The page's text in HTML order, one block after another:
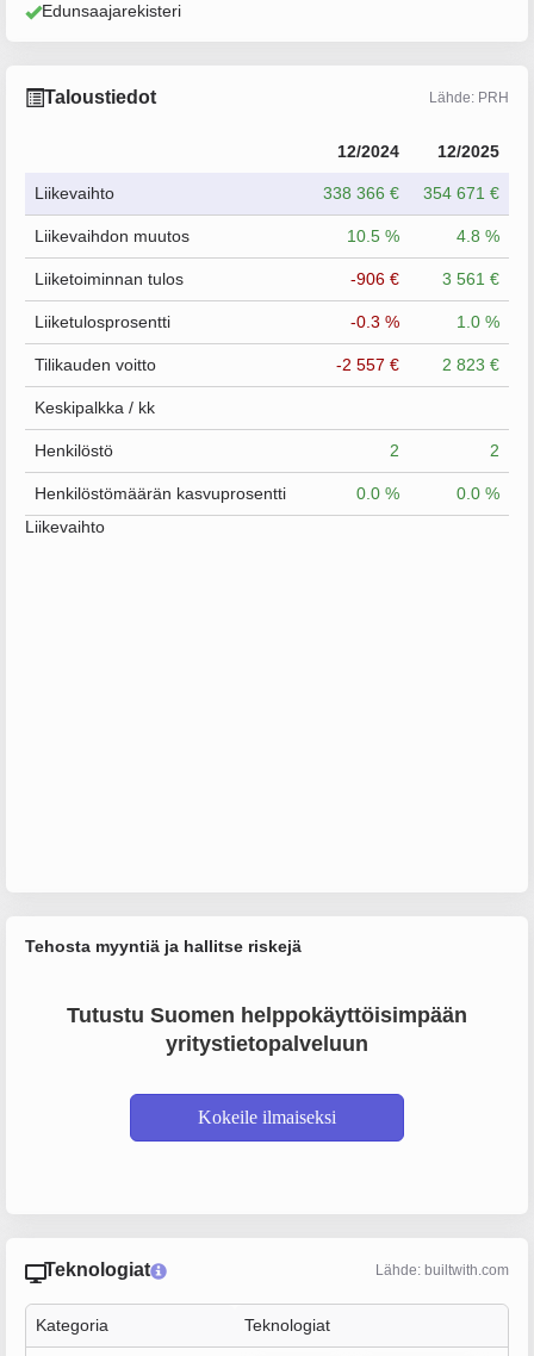
Edunsaajarekisteri
Taloustiedot Lähde: PRH
12/2024 12/2025
Liikevaihto 338 366 € 354 671 €
Liikevaihdon muutos 10.5 % 4.8 %
Liiketoiminnan tulos -906 € 3 561 €
Liiketulosprosentti -0.3 % 1.0 %
Tilikauden voitto -2 557 € 2 823 €
Keskipalkka / kk
Henkilöstö 2 2
Henkilöstömäärän kasvuprosentti 0.0 %
0.0 %
Liikevaihto
Tehosta myyntiä ja hallitse riskejä
Tutustu Suomen helppokäyttöisimpään
yritystietopalveluun
Kokeile ilmaiseksi
Teknologiat Lähde: builtwith.com
Kategoria Teknologiat